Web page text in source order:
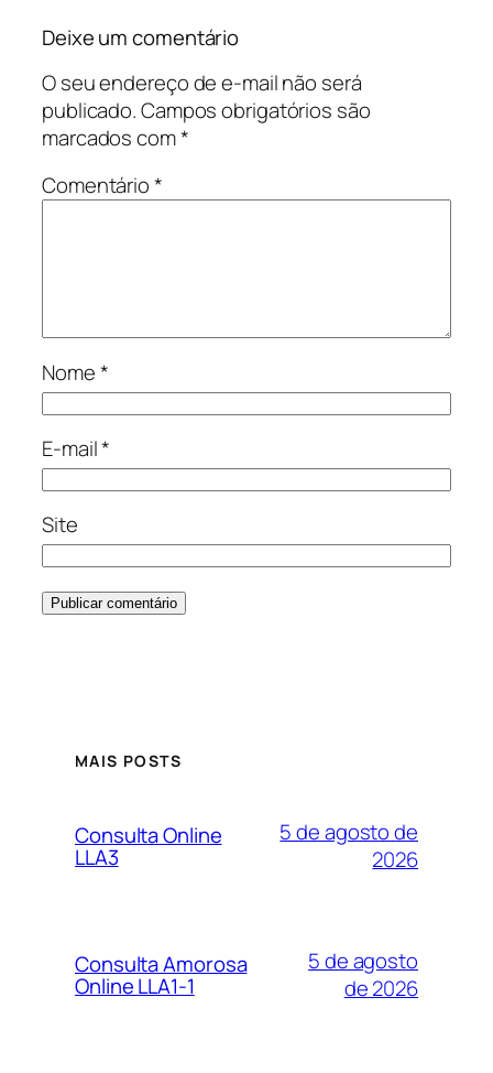
Deixe um comentário
O seu endereço de e-mail não será
publicado.Campos obrigatórios são
marcados com*
Comentário*
Nome*
E-mail*
Site
MAIS POSTS
Consulta Online
LLA3
5 de agosto de
2026
Consulta Amorosa
Online LLA1-1
5 de agosto
de 2026